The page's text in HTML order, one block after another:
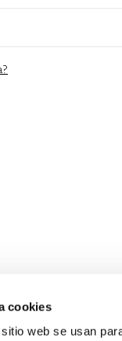
cookies
web se usan